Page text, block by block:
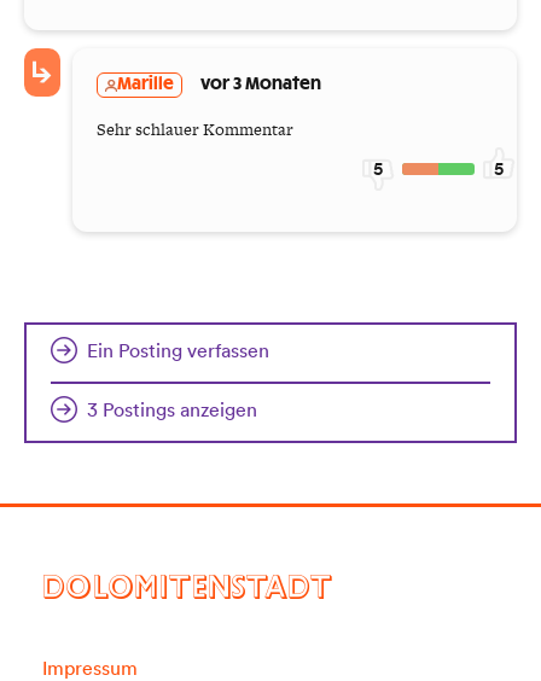
Marille vor 3 Monaten
Sehr schlauer Kommentar
5 5
Ein Posting verfassen
3 Postings anzeigen
DOLOMITENSTADT
Impressum